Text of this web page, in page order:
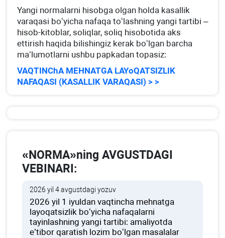
Yangi normalarni hisobga olgan holda kasallik
varaqasi boʻyicha nafaqa toʻlashning yangi tartibi –
hisob-kitoblar, soliqlar, soliq hisobotida aks
ettirish haqida bilishingiz kerak boʻlgan barcha
ma’lumotlarni ushbu papkadan topasiz:
VAQTINChA MEHNATGA LAYoQATSIZLIK
NAFAQASI (KASALLIK VARAQASI) > >
«NORMA»ning AVGUSTDAGI
VEBINARI:
2026 yil 4 avgustdagi yozuv
2026 yil 1 iyuldan vaqtincha mehnatga
layoqatsizlik boʻyicha nafaqalarni
tayinlashning yangi tartibi: amaliyotda
e’tibor qaratish lozim boʻlgan masalalar